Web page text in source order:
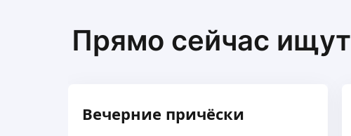
Прямо сейчас ищут
Вечерние причёски